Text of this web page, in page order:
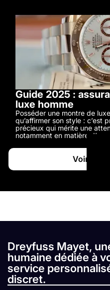
Guide 2025 :
luxe homme
Posséder une montre de
qu’affirmer son style : c’est
précieux qui mérite une
notamment en matière
Voir tous
Dreyfuss Mayet,
humaine dédiée à
service
discret.